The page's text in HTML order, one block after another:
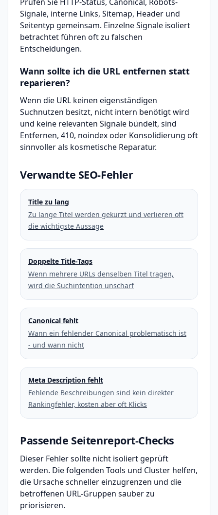
Signale, interne Links, Sitemap, Header und
Seitentyp gemeinsam. Einzelne Signale isoliert
betrachtet führen oft zu falschen
Entscheidungen.
Wann sollte ich die URL entfernen statt
reparieren?
Wenn die URL keinen eigenständigen
Suchnutzen besitzt, nicht intern benötigt wird
und keine relevanten Signale bündelt, sind
Entfernen, 410, noindex oder Konsolidierung oft
sinnvoller als kosmetische Reparatur.
Verwandte SEO-Fehler
Title zu lang
Zu lange Titel werden gekürzt und verlieren oft
die wichtigste Aussage
Doppelte Title-Tags
Wenn mehrere URLs denselben Titel tragen,
wird die Suchintention unscharf
Canonical fehlt
Wann ein fehlender Canonical problematisch ist
- und wann nicht
Meta Description fehlt
Fehlende Beschreibungen sind kein direkter
Rankingfehler, kosten aber oft Klicks
Passende Seitenreport-Checks
Dieser Fehler sollte nicht isoliert geprüft
werden. Die folgenden Tools und Cluster helfen,
die Ursache schneller einzugrenzen und die
betroffenen URL-Gruppen sauber zu
priorisieren.